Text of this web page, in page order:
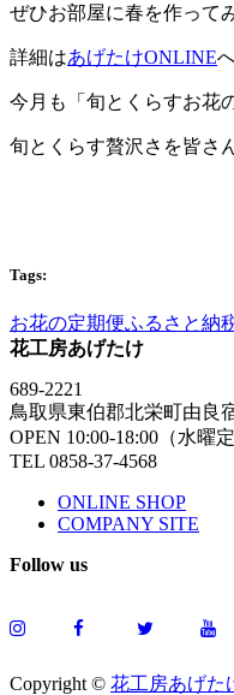
ぜひお部屋に春を作って
詳細はあげたけONLINE
今月も「旬とくらすお花
旬とくらす贅沢さを皆さ
Tags:
お花の定期便ふるさと納
花工房あげたけ
689-2221
鳥取県東伯郡北栄町由良
OPEN 10:00-18:00（水曜定
TEL 0858-37-4568
ONLINE SHOP
COMPANY SITE
Follow us
Copyright © 花工房あげた